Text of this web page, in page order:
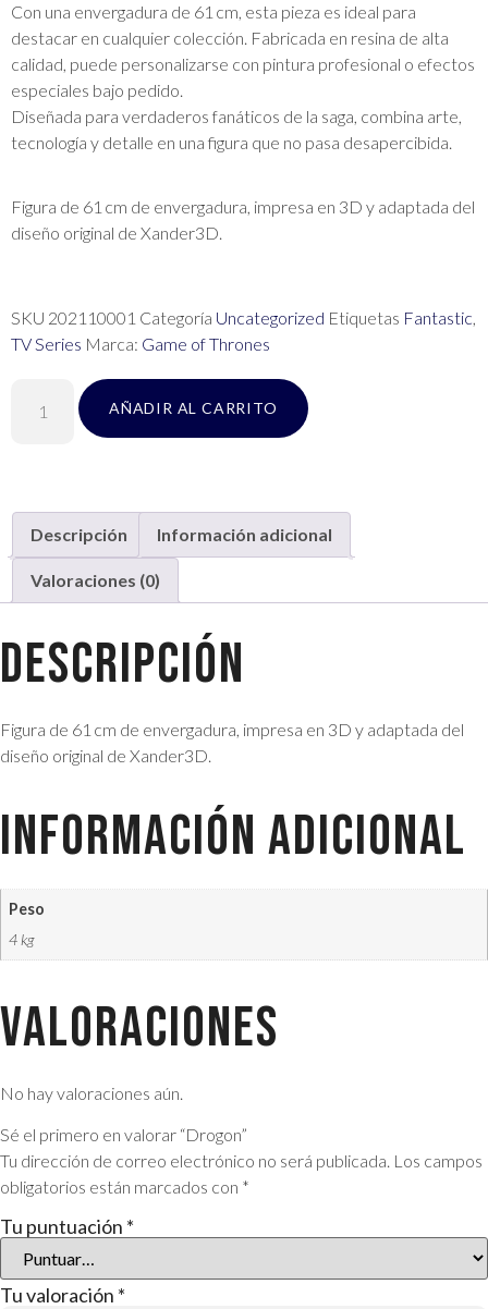
Con una envergadura de 61 cm, esta pieza es ideal para
destacar en cualquier colección. Fabricada en resina de alta
calidad, puede personalizarse con pintura profesional o efectos
especiales bajo pedido.
Diseñada para verdaderos fanáticos de la saga, combina arte,
tecnología y detalle en una figura que no pasa desapercibida.
Figura de 61 cm de envergadura, impresa en 3D y adaptada del
diseño original de Xander3D.
SKU 202110001 Categoría Uncategorized Etiquetas Fantastic,
TV Series Marca: Game of Thrones
AÑADIR AL CARRITO
Descripción Información adicional
Valoraciones (0)
Descripción
Figura de 61 cm de envergadura, impresa en 3D y adaptada del
diseño original de Xander3D.
Información adicional
Peso
4 kg
Valoraciones
No hay valoraciones aún.
Sé el primero en valorar “Drogon”
Tu dirección de correo electrónico no será publicada. Los campos
obligatorios están marcados con *
Tu puntuación *
Tu valoración *